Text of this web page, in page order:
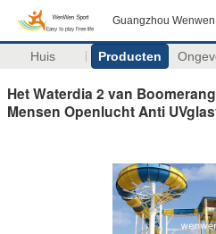
Guangzhou
Huis Producten
Het Waterdia 2 van
Mensen Openlucht Anti